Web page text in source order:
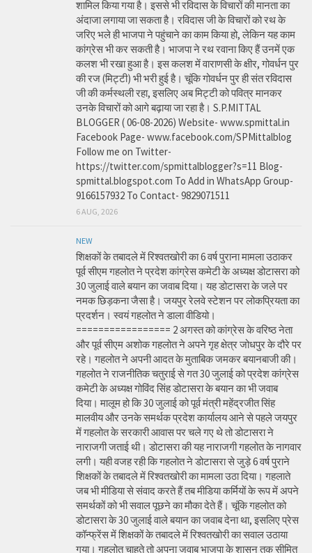
शामिल किया गया है। इससे भी रविदास के विचारों की मानता का
अंदाजा लगाया जा सकता है। रविदास जी के विचारों को रथ के
जरिए भले ही भाजपा ने पहुंचाने का काम किया हो, लेकिन यह काम
कांग्रेस भी कर सकती है। भाजपा ने रथ रवाना किए हैं उनमें एक
कलश भी रखा हुआ है। इस कलश में वाराणसी के क्षीर, गोवर्धन पुर
की रज (मिट्टी) भी भरी हुई है। चूंकि गोवर्धन पुर ही संत रविदास
जी की कर्मस्थली रहा, इसलिए अब मिट्टी को पवित्र मानकर
उनके विचारों को आगे बढ़ाया जा रहा है। S.P.MITTAL
BLOGGER ( 06-08-2026) Website- www.spmittal.in
Facebook Page- www.facebook.com/SPMittalblog
Follow me on Twitter-
https://twitter.com/spmittalblogger?s=11 Blog-
spmittal.blogspot.com To Add in WhatsApp Group-
9166157932 To Contact- 9829071511
6 AUG, 2026
NEW
शिक्षकों के तबादले में रिश्वतखोरी का 6 वर्ष पुराना मामला उठाकर
पूर्व सीएम गहलोत ने प्रदेश कांग्रेस कमेटी के अध्यक्ष डोटासरा को
30 जुलाई वाले बयान का जवाब दिया। यह डोटासरा के जले पर
नमक छिड़कना जैसा है। जयपुर रेलवे स्टेशन पर लोकप्रियता का
प्रदर्शन। स्वयं गहलोत ने डाला वीडियो।
================= 2 अगस्त को कांग्रेस के वरिष्ठ नेता
और पूर्व सीएम अशोक गहलोत ने अपने गृह क्षेत्र जोधपुर के दौरे पर
रहे। गहलोत ने अपनी आदत के मुताबिक जमकर बयानबाजी की।
गहलोत ने राजनीतिक चतुराई से गत 30 जुलाई को प्रदेश कांग्रेस
कमेटी के अध्यक्ष गोविंद सिंह डोटासरा के बयान का भी जवाब
दिया। मालूम हो कि 30 जुलाई को पूर्व मंत्री महेंद्रजीत सिंह
मालवीय और उनके समर्थक प्रदेश कार्यालय आने से पहले जयपुर
में गहलोत के सरकारी आवास पर चले गए थे तो डोटासरा ने
नाराजगी जताई थी। डोटासरा की यह नाराजगी गहलोत के नागवार
लगी। यही वजह रही कि गहलोत ने डोटासरा से जुड़े 6 वर्ष पुराने
शिक्षकों के तबादले में रिश्वतखोरी का मामला उठा दिया। गहलाते
जब भी मीडिया से संवाद करते हैं तब मीडिया कर्मियों के रूप में अपने
समर्थकों को भी सवाल पूछने का मौका देते हैं। चूंकि गहलोत को
डोटासरा के 30 जुलाई वाले बयान का जवाब देना था, इसलिए प्रेस
कॉन्फ्रेंस में शिक्षकों के तबादले में रिश्वतखोरी का सवाल उठाया
गया। गहलोत चाहते तो अपना जवाब भाजपा के शासन तक सीमित